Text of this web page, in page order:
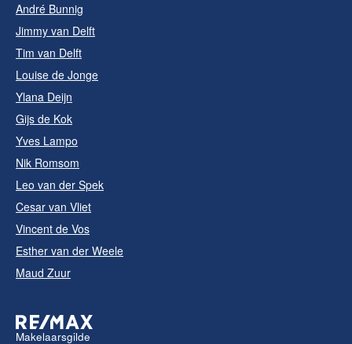
André Bunnig
Jimmy van Delft
Tim van Delft
Louise de Jonge
Ylana Deijn
Gijs de Kok
Yves Lampo
Nik Romsom
Leo van der Spek
Cesar van Vliet
Vincent de Vos
Esther van der Weele
Maud Zuur
Makelaarsgilde